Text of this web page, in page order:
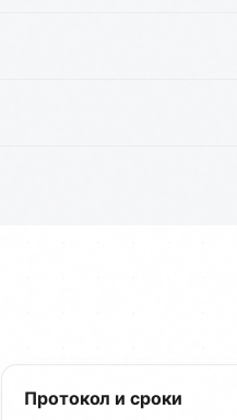
Протокол и сроки